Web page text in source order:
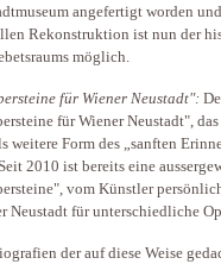
angefertigt worden
Rekonstruktion ist nun der
möglich.
für Wiener Neustadt":
für Wiener Neustadt",
weitere Form des „sanften
2010 ist bereits eine
vom Künstler
Neustadt für unterschiedliche
der auf diese Weise